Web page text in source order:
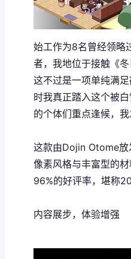
始工作为8名曾经领略
者，我地位于接触《
这不过是一项​​单纯满
时我真正踏入这个被
的个体们重点逢候，我
这款由Dojin Otome放
像素风格与丰富型的
96%的好评率​​，堪称
内容展步，体验增强